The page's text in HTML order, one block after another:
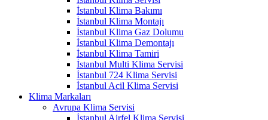
İstanbul Klima Bakımı
İstanbul Klima Montajı
İstanbul Klima Gaz Dolumu
İstanbul Klima Demontajı
İstanbul Klima Tamiri
İstanbul Multi Klima Servisi
İstanbul 724 Klima Servisi
İstanbul Acil Klima Servisi
Klima Markaları
Avrupa Klima Servisi
İstanbul Airfel Klima Servisi